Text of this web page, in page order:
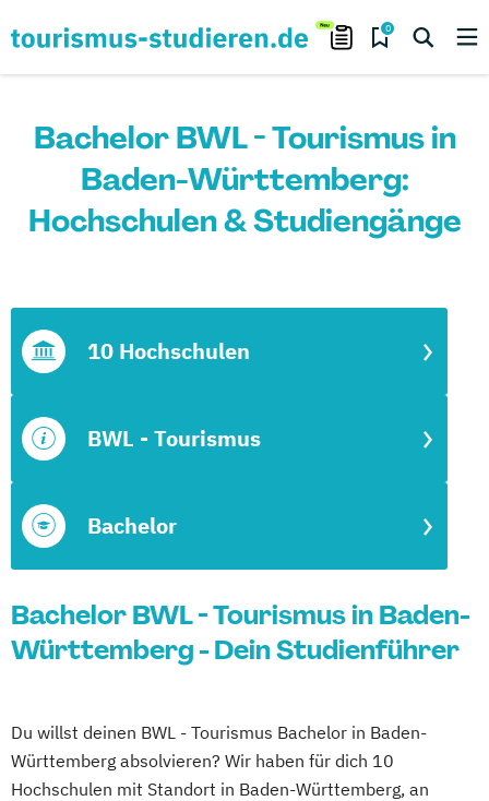
0
Bachelor BWL - Tourismus in
Baden-Württemberg:
Hochschulen & Studiengänge
Bachelor
BWL - Tourismus
10 Hochschulen
Bachelor BWL - Tourismus in Baden-
Württemberg - Dein Studienführer
Du willst deinen BWL - Tourismus Bachelor in Baden-
Württemberg absolvieren? Wir haben für dich 10
Hochschulen mit Standort in Baden-Württemberg, an